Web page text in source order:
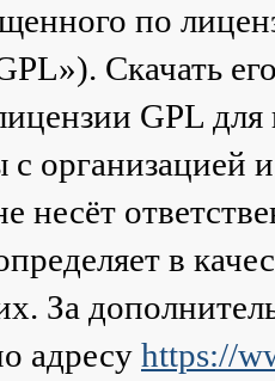
по
Скачать
GPL
с
несёт
в
За
адресу https://